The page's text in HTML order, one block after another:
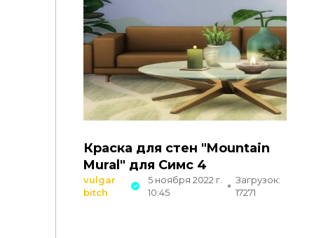
Краска для стен "Mountain
Mural" для Симс 4
vulgar
bitch
5 ноября 2022 г.
10:45
Загрузок:
17271